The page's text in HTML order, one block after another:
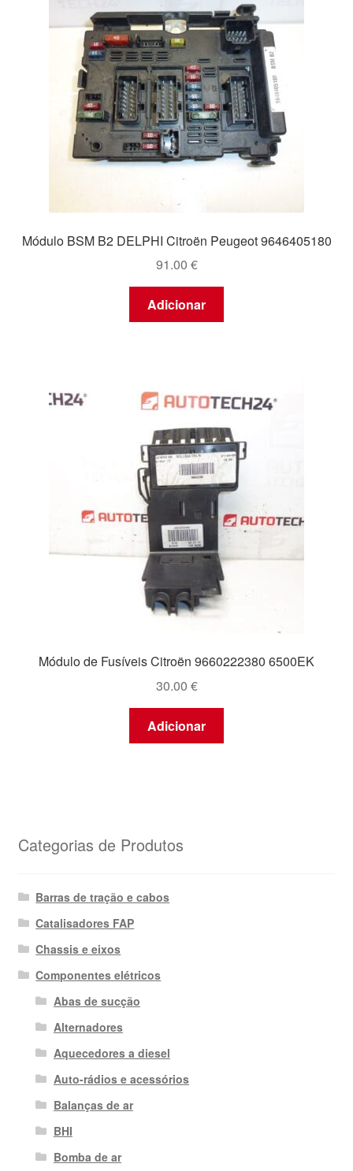
Módulo BSM B2 DELPHI Citroën Peugeot 9646405180
91.00 €
Adicionar
Módulo de Fusíveis Citroën 9660222380 6500EK
30.00 €
Adicionar
Categorias de Produtos
Barras de tração e cabos
Catalisadores FAP
Chassis e eixos
Componentes elétricos
Abas de sucção
Alternadores
Aquecedores a diesel
Auto-rádios e acessórios
Balanças de ar
BHI
Bomba de ar